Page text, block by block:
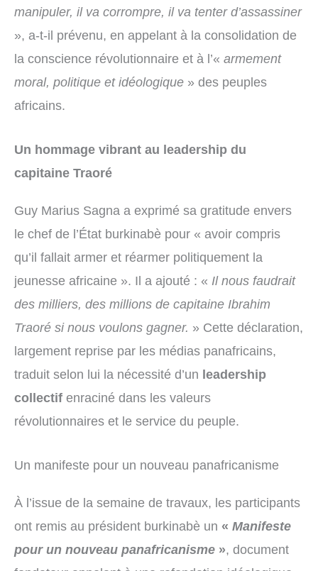
manipuler, il va corrompre, il va tenter d’assassiner
», a-t-il prévenu, en appelant à la consolidation de
la conscience révolutionnaire et à l’« armement
moral, politique et idéologique » des peuples
africains.
Un hommage vibrant au leadership du
capitaine Traoré
Guy Marius Sagna a exprimé sa gratitude envers
le chef de l’État burkinabè pour « avoir compris
qu’il fallait armer et réarmer politiquement la
jeunesse africaine ». Il a ajouté : « Il nous faudrait
des milliers, des millions de capitaine Ibrahim
Traoré si nous voulons gagner. » Cette déclaration,
largement reprise par les médias panafricains,
traduit selon lui la nécessité d’un leadership
collectif enraciné dans les valeurs
révolutionnaires et le service du peuple.
Un manifeste pour un nouveau panafricanisme
À l’issue de la semaine de travaux, les participants
ont remis au président burkinabè un « Manifeste
pour un nouveau panafricanisme », document